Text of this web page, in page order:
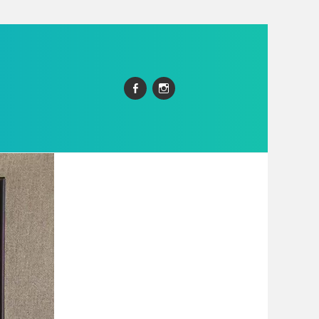
FacebookInstagram